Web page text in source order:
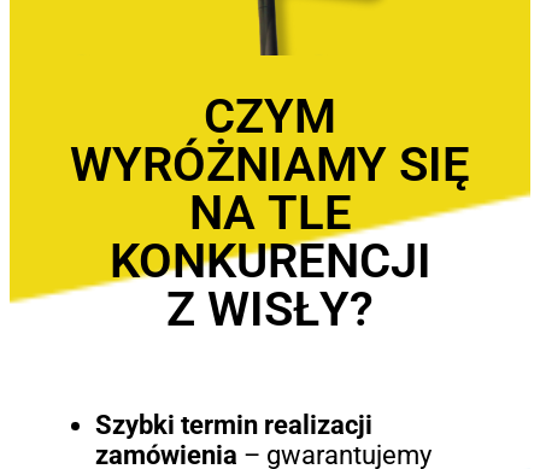
CZYM
WYRÓŻNIAMY SIĘ
NA TLE
KONKURENCJI
Z WISŁY?
Szybki termin realizacji
zamówienia – gwarantujemy